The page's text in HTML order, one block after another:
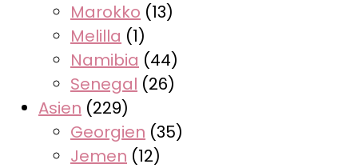
Marokko (13)
Melilla (1)
Namibia (44)
Senegal (26)
Asien (229)
Georgien (35)
Jemen (12)